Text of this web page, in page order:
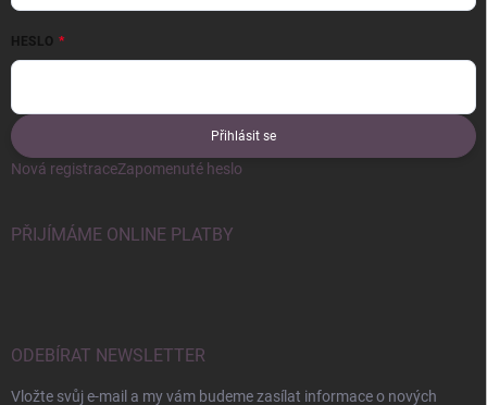
HESLO
Přihlásit se
Nová registraceZapomenuté heslo
PŘIJÍMÁME ONLINE PLATBY
ODEBÍRAT NEWSLETTER
Vložte svůj e-mail a my vám budeme zasílat informace o nových